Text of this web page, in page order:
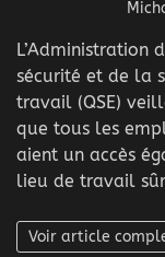
L’Administration
sécurité et de la
travail (QSE)
que tous les
aient un accès
lieu de travail
Voir article